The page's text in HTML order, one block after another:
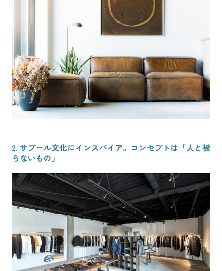
2. サプール文化にインスパイア。コンセプトは「人と被
らないもの」